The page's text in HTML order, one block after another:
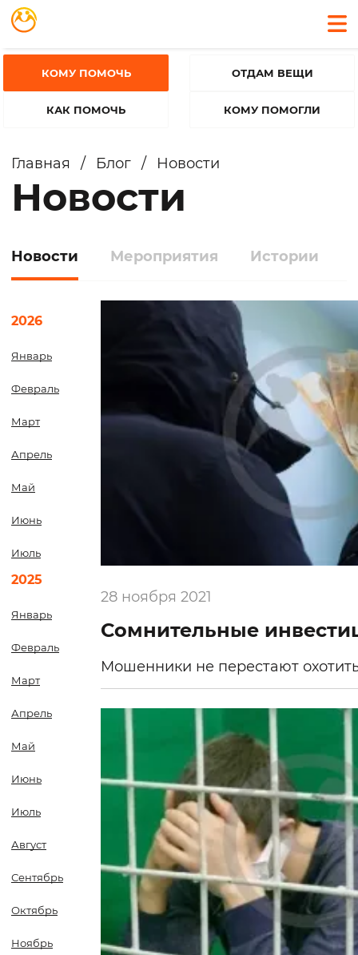
КОМУ ПОМОЧЬ
КАК ПОМОЧЬ
ОТДАМ ВЕЩИ
КОМУ ПОМОГЛИ
Главная / Блог / Новости
Новости
Новости Мероприятия Истории
2026
Январь
Февраль
Март
Апрель
Май
Июнь
Июль
2025
Январь
Февраль
Март
Апрель
Май
Июнь
Июль
Август
Сентябрь
Октябрь
Ноябрь
28 ноября 2021
Сомнительные
Мошенники не перестают